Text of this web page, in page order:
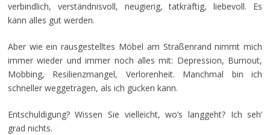
verbindlich, verständnisvoll, neugierig, tatkräftig, liebevoll. Es
kann alles gut werden.
Aber wie ein rausgestelltes Möbel am Straßenrand nimmt mich
immer wieder und immer noch alles mit: Depression, Burnout,
Mobbing, Resilienzmangel, Verlorenheit. Manchmal bin ich
schneller weggetragen, als ich gucken kann.
Entschuldigung? Wissen Sie vielleicht, wo’s langgeht? Ich seh‘
grad nichts.